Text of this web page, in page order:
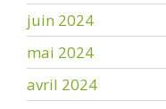
juin 2024
mai 2024
avril 2024